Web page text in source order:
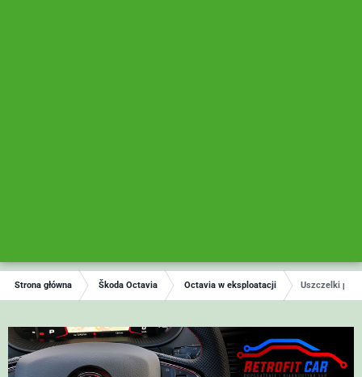
Strona główna Škoda Octavia Octavia w eksploatacji Uszczelki